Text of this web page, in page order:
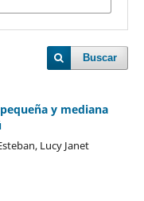
Buscar
y mediana
Lucy Janet